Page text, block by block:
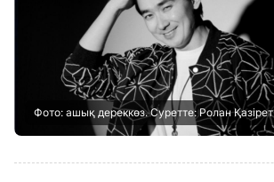
Фото: ашық дереккөз. Суретте: Ролан Қазірет